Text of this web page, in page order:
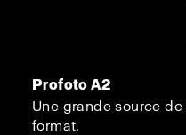
Profoto A2
Une grande source
format.